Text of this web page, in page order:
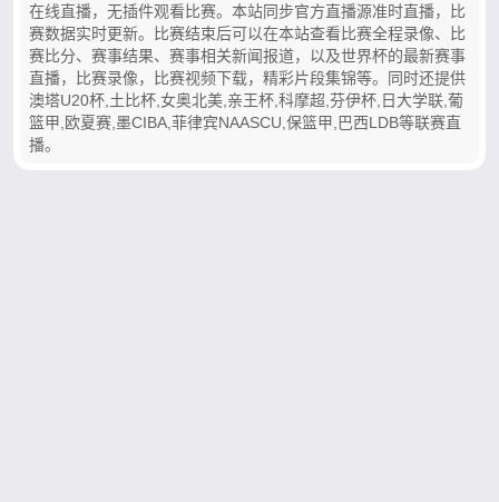
在线直播，无插件观看比赛。本站同步官方直播源准时直播，比
赛数据实时更新。比赛结束后可以在本站查看比赛全程录像、比
赛比分、赛事结果、赛事相关新闻报道，以及世界杯的最新赛事
直播，比赛录像，比赛视频下载，精彩片段集锦等。同时还提供
澳塔U20杯,土比杯,女奥北美,亲王杯,科摩超,芬伊杯,日大学联,葡
篮甲,欧夏赛,墨CIBA,菲律宾NAASCU,保篮甲,巴西LDB等联赛直
播。